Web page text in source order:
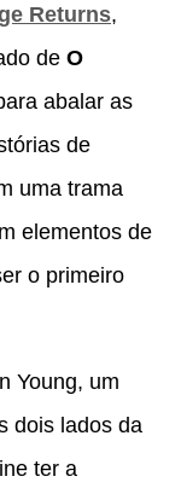
Returns,
de O
abalar as
de
uma trama
elementos de
o primeiro
Young, um
dois lados da
ter a